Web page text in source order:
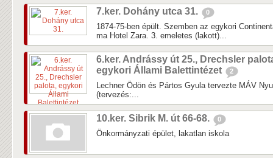
7.ker. Dohány utca 31. 0
1874-75-ben épült. Szemben az egykori
ma Hotel Zara. 3. emeletes (lakott)...
6.ker. Andrássy út 25., Drechsler
egykori Állami Balettintézet
2
Lechner Ödön és Pártos Gyula tervezte MÁV
(tervezés:...
10.ker. Sibrik M. út 66-68. 0
Önkormányzati épület, lakatlan iskola